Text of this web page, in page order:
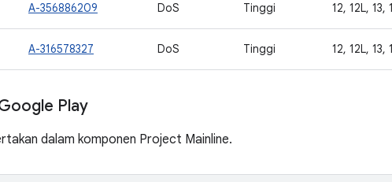
A-356886209 DoS Tinggi 12, 12L, 13,
A-316578327 DoS Tinggi 12, 12L, 13,
Play
dalam komponen Project Mainline.